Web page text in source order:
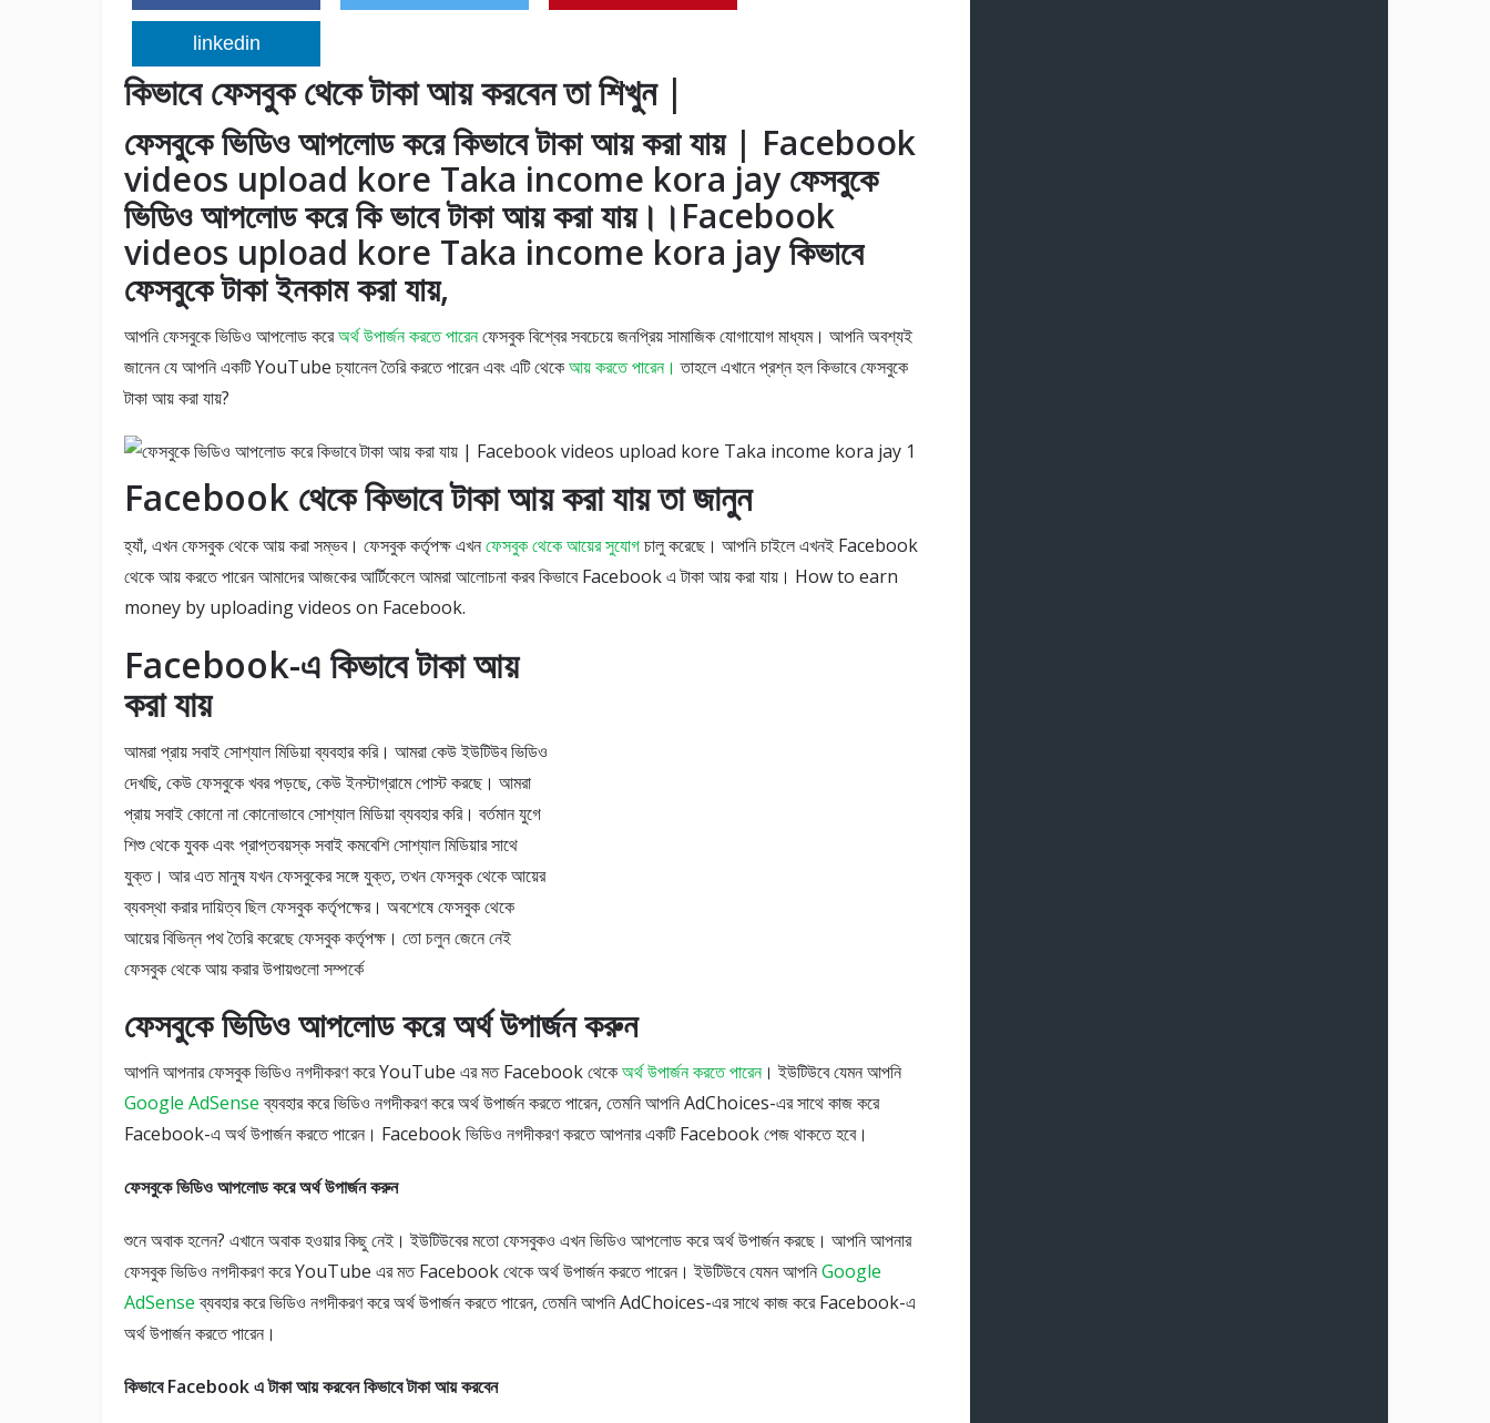
linkedin
কিভাবে ফেসবুক থেকে টাকা আয় করবেন তা শিখুন |
ফেসবুকে ভিডিও আপলোড করে কিভাবে টাকা আয় করা যায় | Facebook
videos upload kore Taka income kora jay ফেসবুকে
ভিডিও আপলোড করে কি ভাবে টাকা আয় করা যায়।।Facebook
videos upload kore Taka income kora jay কিভাবে
ফেসবুকে টাকা ইনকাম করা যায়,
আপনি ফেসবুকে ভিডিও আপলোড করেঅর্থ উপার্জন করতে পারেনফেসবুক বিশ্বের সবচেয়ে জনপ্রিয় সামাজিক যোগাযোগ মাধ্যম। আপনি অবশ্যই
জানেন যে আপনি একটি YouTube চ্যানেল তৈরি করতে পারেন এবং এটি থেকেআয় করতে পারেন। তাহলে এখানে প্রশ্ন হল কিভাবে ফেসবুকে
টাকা আয় করা যায়?
Facebook থেকে কিভাবে টাকা আয় করা যায় তা জানুন
হ্যাঁ, এখন ফেসবুক থেকে আয় করা সম্ভব। ফেসবুক কর্তৃপক্ষ এখনফেসবুক থেকে আয়ের সুযোগচালু করেছে। আপনি চাইলে এখনই Facebook
থেকে আয় করতে পারেন আমাদের আজকের আর্টিকেলে আমরা আলোচনা করব কিভাবে Facebook এ টাকা আয় করা যায়। How to earn
money by uploading videos on Facebook.
Facebook-এ কিভাবে টাকা আয়
করা যায়
আমরা প্রায় সবাই সোশ্যাল মিডিয়া ব্যবহার করি। আমরা কেউ ইউটিউব ভিডিও
দেখছি, কেউ ফেসবুকে খবর পড়ছে, কেউ ইনস্টাগ্রামে পোস্ট করছে। আমরা
প্রায় সবাই কোনো না কোনোভাবে সোশ্যাল মিডিয়া ব্যবহার করি। বর্তমান যুগে
শিশু থেকে যুবক এবং প্রাপ্তবয়স্ক সবাই কমবেশি সোশ্যাল মিডিয়ার সাথে
যুক্ত। আর এত মানুষ যখন ফেসবুকের সঙ্গে যুক্ত, তখন ফেসবুক থেকে আয়ের
ব্যবস্থা করার দায়িত্ব ছিল ফেসবুক কর্তৃপক্ষের। অবশেষে ফেসবুক থেকে
আয়ের বিভিন্ন পথ তৈরি করেছে ফেসবুক কর্তৃপক্ষ। তো চলুন জেনে নেই
ফেসবুক থেকে আয় করার উপায়গুলো সম্পর্কে
ফেসবুকে ভিডিও আপলোড করে অর্থ উপার্জন করুন
আপনি আপনার ফেসবুক ভিডিও নগদীকরণ করে YouTube এর মত Facebook থেকেঅর্থ উপার্জন করতে পারেন। ইউটিউবে যেমন আপনি
Google AdSenseব্যবহার করে ভিডিও নগদীকরণ করে অর্থ উপার্জন করতে পারেন, তেমনি আপনি AdChoices-এর সাথে কাজ করে
Facebook-এ অর্থ উপার্জন করতে পারেন। Facebook ভিডিও নগদীকরণ করতে আপনার একটি Facebook পেজ থাকতে হবে।
ফেসবুকে ভিডিও আপলোড করে অর্থ উপার্জন করুন
শুনে অবাক হলেন? এখানে অবাক হওয়ার কিছু নেই। ইউটিউবের মতো ফেসবুকও এখন ভিডিও আপলোড করে অর্থ উপার্জন করছে। আপনি আপনার
ফেসবুক ভিডিও নগদীকরণ করে YouTube এর মত Facebook থেকে অর্থ উপার্জন করতে পারেন। ইউটিউবে যেমন আপনিGoogle
AdSenseব্যবহার করে ভিডিও নগদীকরণ করে অর্থ উপার্জন করতে পারেন, তেমনি আপনি AdChoices-এর সাথে কাজ করে Facebook-এ
অর্থ উপার্জন করতে পারেন।
কিভাবে Facebook এ টাকা আয় করবেন কিভাবে টাকা আয় করবেন